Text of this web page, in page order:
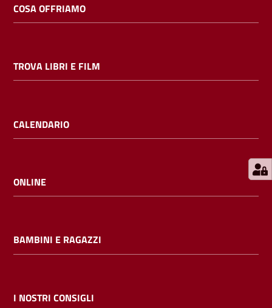
ragazzi
i
l
Cerca nei
cataloghi
Chiedi al
COSA OFFRIAMO
TROVA LIBRI E FILM
CALENDARIO
ONLINE
BAMBINI E RAGAZZI
I NOSTRI CONSIGLI